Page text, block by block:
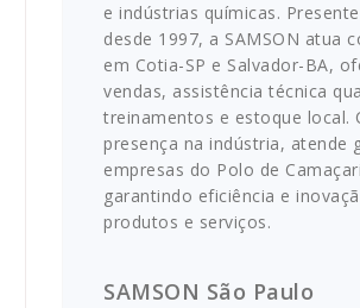
e indústrias químicas.
desde 1997, a SAMSON atua
em Cotia-SP e Salvador-BA,
vendas, assistência técnica
treinamentos e estoque local.
presença na indústria, atende
empresas do Polo de
garantindo eficiência e
produtos e serviços.
SAMSON São Paulo